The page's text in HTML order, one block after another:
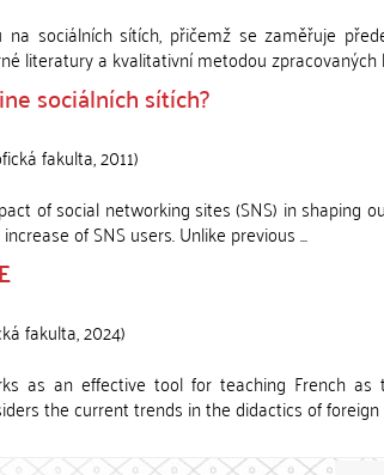
sociálních sítích, přičemž se zaměřuje
literatury a kvalitativní metodou zpracovaných
sociálních sítích?
fakulta,2011)
of social networking sites (SNS) in shaping
of SNS users. Unlike previous ...
fakulta,2024)
as an effective tool for teaching French
the current trends in the didactics of foreign